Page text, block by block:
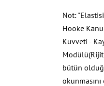
Not:
Hooke
Kuvveti -
bütün